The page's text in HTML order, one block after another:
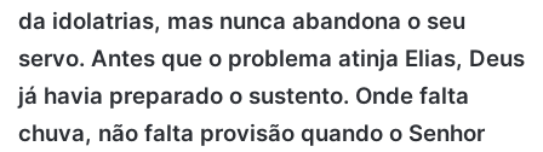
da idolatrias, mas nunca abandona o seu
servo. Antes que o problema atinja Elias, Deus
já havia preparado o sustento. Onde falta
chuva, não falta provisão quando o Senhor